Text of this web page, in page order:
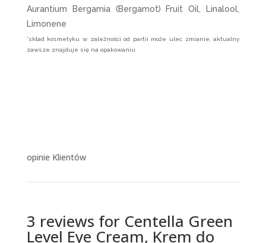
Aurantium Bergamia (Bergamot) Fruit Oil, Linalool,
Limonene
*skład kosmetyku w zależności od partii może ulec zmianie, aktualny
zawsze znajduje się na opakowaniu
opinie Klientów
3 reviews for Centella Green
Level Eye Cream, Krem do